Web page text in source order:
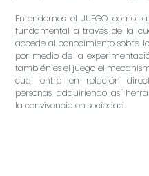
Entendemos el JUEGO como
fundamental a través de la
accede al conocimiento sobre
por medio de la
también es el juego el
cual entra en relación
personas, adquiriendo así
la convivencia en sociedad.